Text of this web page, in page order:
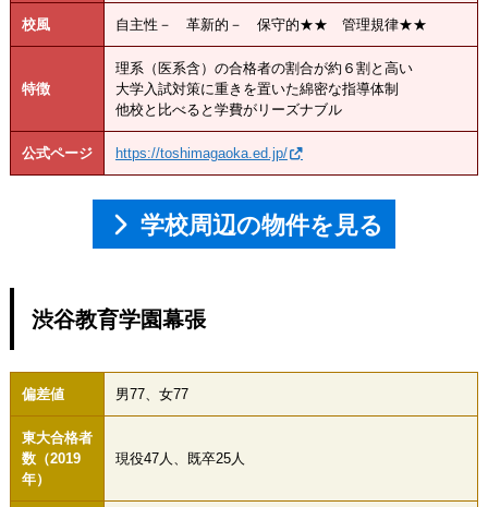
校風 自主性－ 革新的－ 保守的★★ 管理規律★★
特徴
理系（医系含）の合格者の割合が約６割と高い
大学入試対策に重きを置いた綿密な指導体制
他校と比べると学費がリーズナブル
公式ページ https://toshimagaoka.ed.jp/
学校周辺の物件を見る
渋谷教育学園幕張
偏差値 男77、女77
東大合格者
数（2019
年）
現役47人、既卒25人